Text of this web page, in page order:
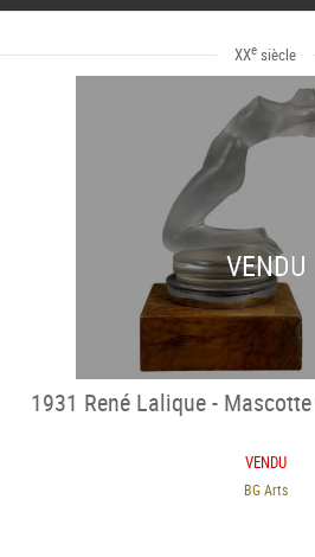
XXe siècle
VENDU
1931 René Lalique -
VENDU
BG Arts